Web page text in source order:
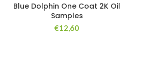
Blue Dolphin One Coat 2K Oil
Samples
€12,60